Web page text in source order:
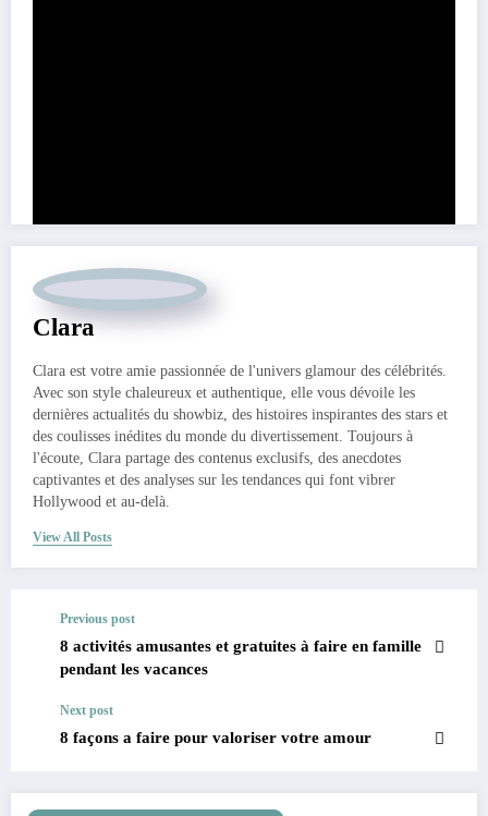
Clara
Clara est votre amie passionnée de l'univers glamour des célébrités.
Avec son style chaleureux et authentique, elle vous dévoile les
dernières actualités du showbiz, des histoires inspirantes des stars et
des coulisses inédites du monde du divertissement. Toujours à
l'écoute, Clara partage des contenus exclusifs, des anecdotes
captivantes et des analyses sur les tendances qui font vibrer
Hollywood et au-delà.
View All Posts
Previous post
8 activités amusantes et gratuites à faire en famille
pendant les vacances
Next post
8 façons a faire pour valoriser votre amour